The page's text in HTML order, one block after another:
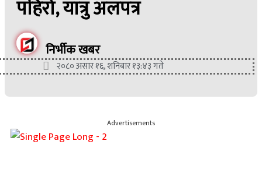
पहिरो, यात्रु अलपत्र
निर्भीक खबर
२०८० असार १६, शनिबार १३:४३ गते
Advertisements